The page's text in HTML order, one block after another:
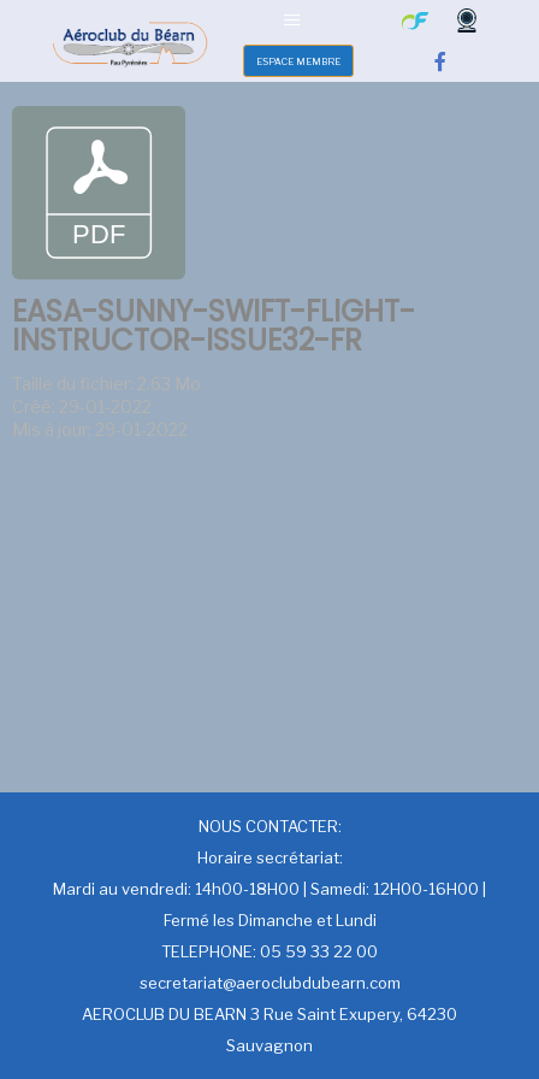
ESPACE MEMBRE
EASA-SUNNY-SWIFT-FLIGHT-
INSTRUCTOR-ISSUE32-FR
Taille du fichier: 2.63 Mo
Créé: 29-01-2022
Mis à jour: 29-01-2022
NOUS CONTACTER:
Horaire secrétariat:
Mardi au vendredi: 14h00-18H00 | Samedi: 12H00-16H00 |
Fermé les Dimanche et Lundi
TELEPHONE: 05 59 33 22 00
secretariat@aeroclubdubearn.com
AEROCLUB DU BEARN 3 Rue Saint Exupery, 64230
Sauvagnon